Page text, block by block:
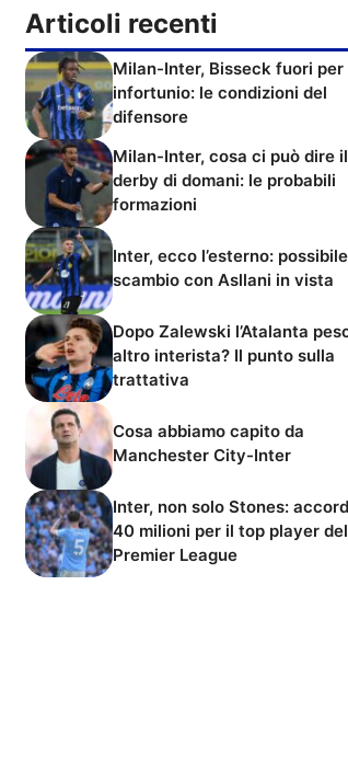
Articoli recenti
Milan-Inter, Bisseck fuori per
infortunio: le condizioni del
difensore
Milan-Inter, cosa ci può dire il
derby di domani: le probabili
formazioni
Inter, ecco l’esterno: possibile
scambio con Asllani in vista
Dopo Zalewski l’Atalanta
altro interista? Il punto sulla
trattativa
Cosa abbiamo capito da
Manchester City-Inter
Inter, non solo Stones:
40 milioni per il top player
Premier League